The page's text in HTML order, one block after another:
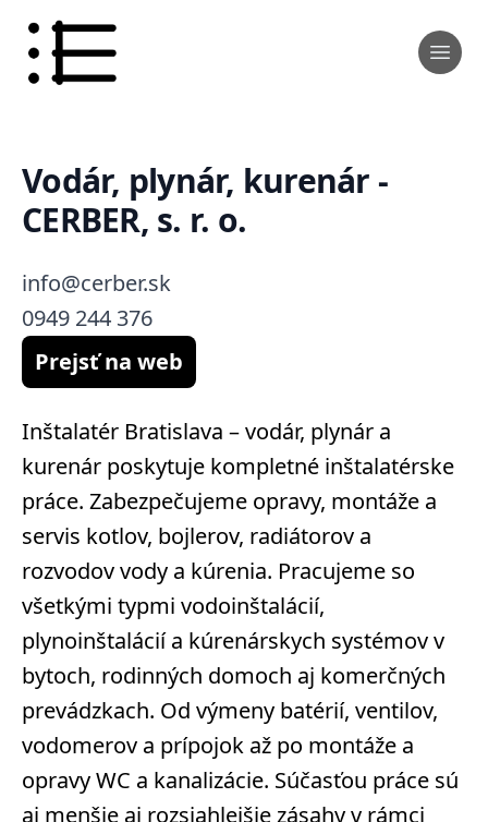
Vodár, plynár, kurenár -
CERBER, s. r. o.
info@cerber.sk
0949 244 376
Prejsť na web
Inštalatér Bratislava – vodár, plynár a
kurenár poskytuje kompletné inštalatérske
práce. Zabezpečujeme opravy, montáže a
servis kotlov, bojlerov, radiátorov a
rozvodov vody a kúrenia. Pracujeme so
všetkými typmi vodoinštalácií,
plynoinštalácií a kúrenárskych systémov v
bytoch, rodinných domoch aj komerčných
prevádzkach. Od výmeny batérií, ventilov,
vodomerov a prípojok až po montáže a
opravy WC a kanalizácie. Súčasťou práce sú
aj menšie aj rozsiahlejšie zásahy v rámci